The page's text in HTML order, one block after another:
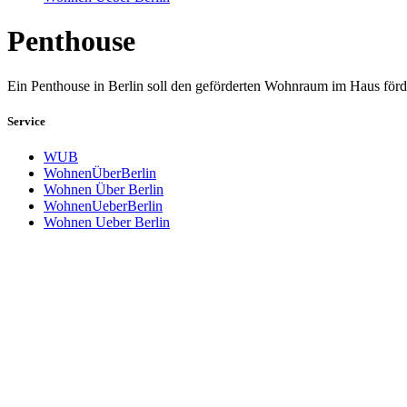
Penthouse
Ein Penthouse in Berlin soll den geförderten Wohnraum im Haus
Service
WUB
WohnenÜberBerlin
Wohnen Über Berlin
WohnenUeberBerlin
Wohnen Ueber Berlin